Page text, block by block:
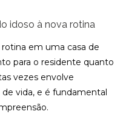
idoso à nova rotina
em uma casa de
para o residente quanto
vezes envolve
vida, e é fundamental